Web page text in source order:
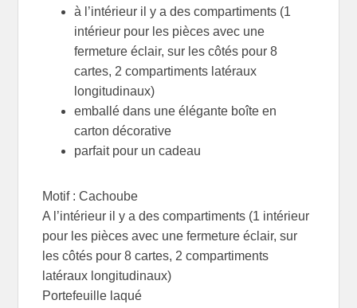
à l’intérieur il y a des compartiments (1
intérieur pour les pièces avec une
fermeture éclair, sur les côtés pour 8
cartes, 2 compartiments latéraux
longitudinaux)
emballé dans une élégante boîte en
carton décorative
parfait pour un cadeau
Motif : Cachoube
A l’intérieur il y a des compartiments (1 intérieur
pour les pièces avec une fermeture éclair, sur
les côtés pour 8 cartes, 2 compartiments
latéraux longitudinaux)
Portefeuille laqué